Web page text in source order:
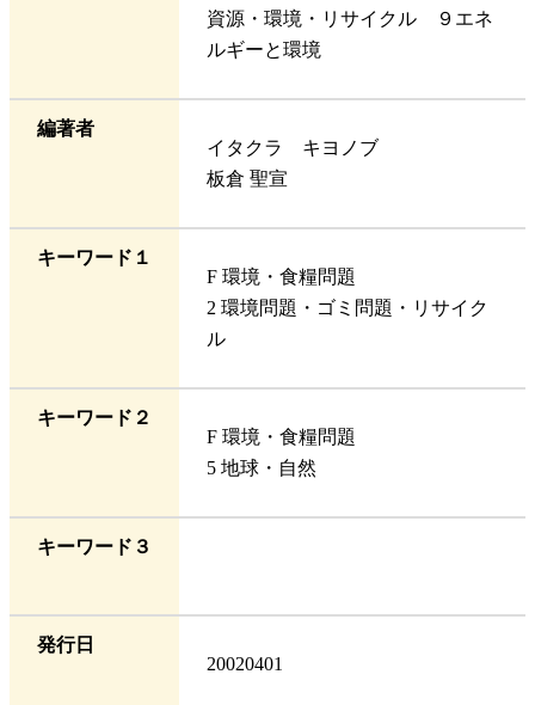
資源・環境・リサイクル ９エネ
ルギーと環境
編著者
イタクラ キヨノブ
板倉 聖宣
キーワード１
F 環境・食糧問題
2 環境問題・ゴミ問題・リサイク
ル
キーワード２
F 環境・食糧問題
5 地球・自然
キーワード３
発行日
20020401